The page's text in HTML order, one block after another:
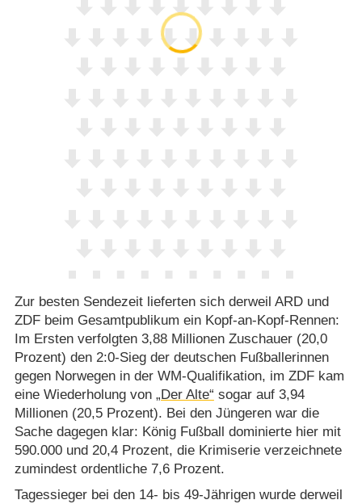
Zur besten Sendezeit lieferten sich derweil ARD und
ZDF beim Gesamtpublikum ein Kopf-an-Kopf-Rennen:
Im Ersten verfolgten 3,88 Millionen Zuschauer (20,0
Prozent) den 2:0-Sieg der deutschen Fußballerinnen
gegen Norwegen in der WM-Qualifikation, im ZDF kam
eine Wiederholung von „Der Alte“ sogar auf 3,94
Millionen (20,5 Prozent). Bei den Jüngeren war die
Sache dagegen klar: König Fußball dominierte hier mit
590.000 und 20,4 Prozent, die Krimiserie verzeichnete
zumindest ordentliche 7,6 Prozent.
Tagessieger bei den 14- bis 49-Jährigen wurde derweil